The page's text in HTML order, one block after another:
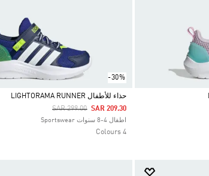
-30%
Selected
حذاء للأطفال LIGHTORAMA RUNNER
Price Reduced From
SAR 299.00ToSAR 209.30
اطفال 4-8 سنوات Sportswear
4 Colours